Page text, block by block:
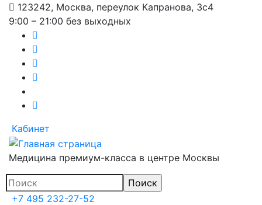
Перейти
123242, Москва, переулок Капранова, 3с4
9:00 – 21:00 без выходных
Кабинет
Медицина премиум-класса в центре Москвы
+7 495 232-27-52